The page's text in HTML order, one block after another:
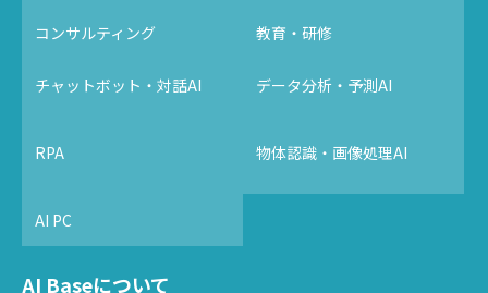
コンサルティング 教育・研修
チャットボット・対話AI データ分析・予測AI
RPA 物体認識・画像処理AI
AI PC
AI Baseについて